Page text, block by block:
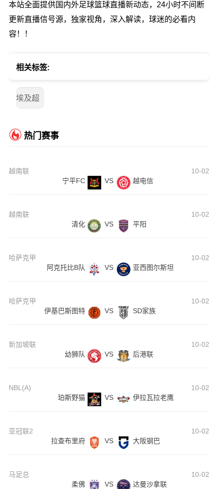
本站全面提供国内外足球篮球直播新动态，24小时不间断
更新直播信号源，独家视角，深入解读，球迷的必看内
容！！
相关标签:
埃及超
热门赛事
越南联
10-02
宁平FC
VS 越电信
越南联
10-02
清化
VS 平阳
哈萨克甲
10-02
阿克托比B队
VS 亚西图尔斯坦
哈萨克甲
10-02
伊基巴斯图特
VS SD家族
新加坡联
10-02
幼狮队
VS 后港联
NBL(A)
10-02
珀斯野猫
VS 伊拉瓦拉老鹰
亚冠联2
10-02
拉查布里府
VS 大阪钢巴
马足总
10-02
柔佛
VS 达曼沙拿联